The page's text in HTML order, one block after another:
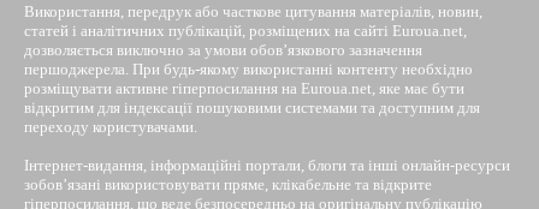
Використання, передрук або часткове цитування матеріалів, новин,
статей і аналітичних публікацій, розміщених на сайті Euroua.net,
дозволяється виключно за умови обов’язкового зазначення
першоджерела. При будь-якому використанні контенту необхідно
розміщувати активне гіперпосилання на Euroua.net, яке має бути
відкритим для індексації пошуковими системами та доступним для
переходу користувачами.
Інтернет-видання, інформаційні портали, блоги та інші онлайн-ресурси
зобов’язані використовувати пряме, клікабельне та відкрите
гіперпосилання, що веде безпосередньо на оригінальну публікацію